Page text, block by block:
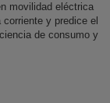
movilidad eléctrica
y predice el
de consumo y